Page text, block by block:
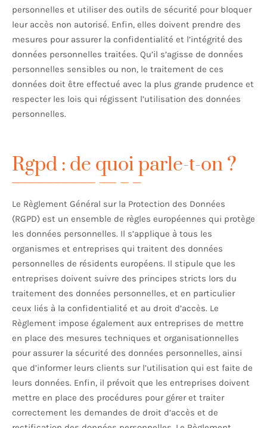
personnelles et utiliser des outils de sécurité pour bloquer
leur accès non autorisé. Enfin, elles doivent prendre des
mesures pour assurer la confidentialité et l’intégrité des
données personnelles traitées. Qu’il s’agisse de données
personnelles sensibles ou non, le traitement de ces
données doit être effectué avec la plus grande prudence et
respecter les lois qui régissent l’utilisation des données
personnelles.
Rgpd : de quoi parle-t-on ?
Le Règlement Général sur la Protection des Données
(RGPD) est un ensemble de règles européennes qui protège
les données personnelles. Il s’applique à tous les
organismes et entreprises qui traitent des données
personnelles de résidents européens. Il stipule que les
entreprises doivent suivre des principes stricts lors du
traitement des données personnelles, et en particulier
ceux liés à la confidentialité et au droit d’accès. Le
Règlement impose également aux entreprises de mettre
en place des mesures techniques et organisationnelles
pour assurer la sécurité des données personnelles, ainsi
que d’informer leurs clients sur l’utilisation qui est faite de
leurs données. Enfin, il prévoit que les entreprises doivent
mettre en place des procédures pour gérer et traiter
correctement les demandes de droit d’accès et de